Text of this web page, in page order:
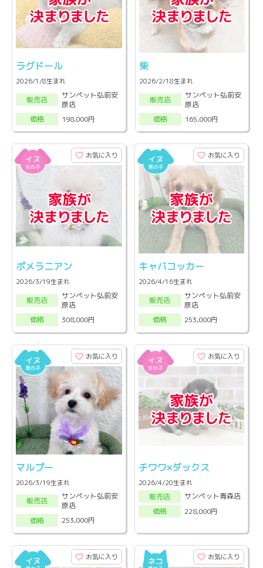
ラグドール
2026/1/8生まれ
販売店
サンペット弘前安
原店
価格
198,000円
柴
2026/2/18生まれ
販売店
サンペット弘前安
原店
価格
165,000円
お気に入り
ポメラニアン
2026/3/19生まれ
販売店
サンペット弘前安
原店
価格
308,000円
お気に入り
キャバコッカー
2026/4/16生まれ
販売店
サンペット弘前安
原店
価格
253,000円
お気に入り
マルプー
2026/3/19生まれ
販売店
サンペット弘前安
原店
価格
253,000円
お気に入り
チワワ×ダックス
2026/4/20生まれ
販売店
サンペット青森店
価格
228,000円
お気に入り お気に入り